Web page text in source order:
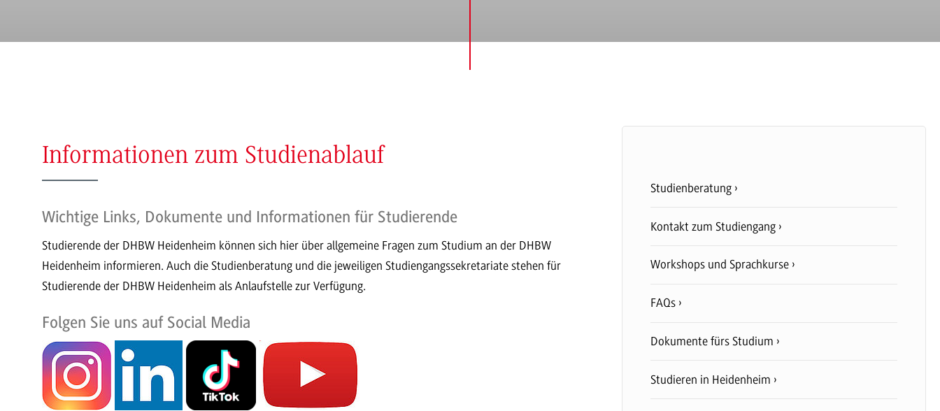
Informationen zum Studienablauf
Wichtige Links, Dokumente und Informationen für Studierende
Studierende der DHBW Heidenheim können sich hier über allgemeine Fragen zum Studium an der DHBW
Heidenheim informieren. Auch die Studienberatung und die jeweiligen Studiengangssekretariate stehen für
Studierende der DHBW Heidenheim als Anlaufstelle zur Verfügung.
Folgen Sie uns auf Social Media
Studienberatung
Kontakt zum Studiengang
Workshops und Sprachkurse
FAQs
Dokumente fürs Studium
Studieren in Heidenheim